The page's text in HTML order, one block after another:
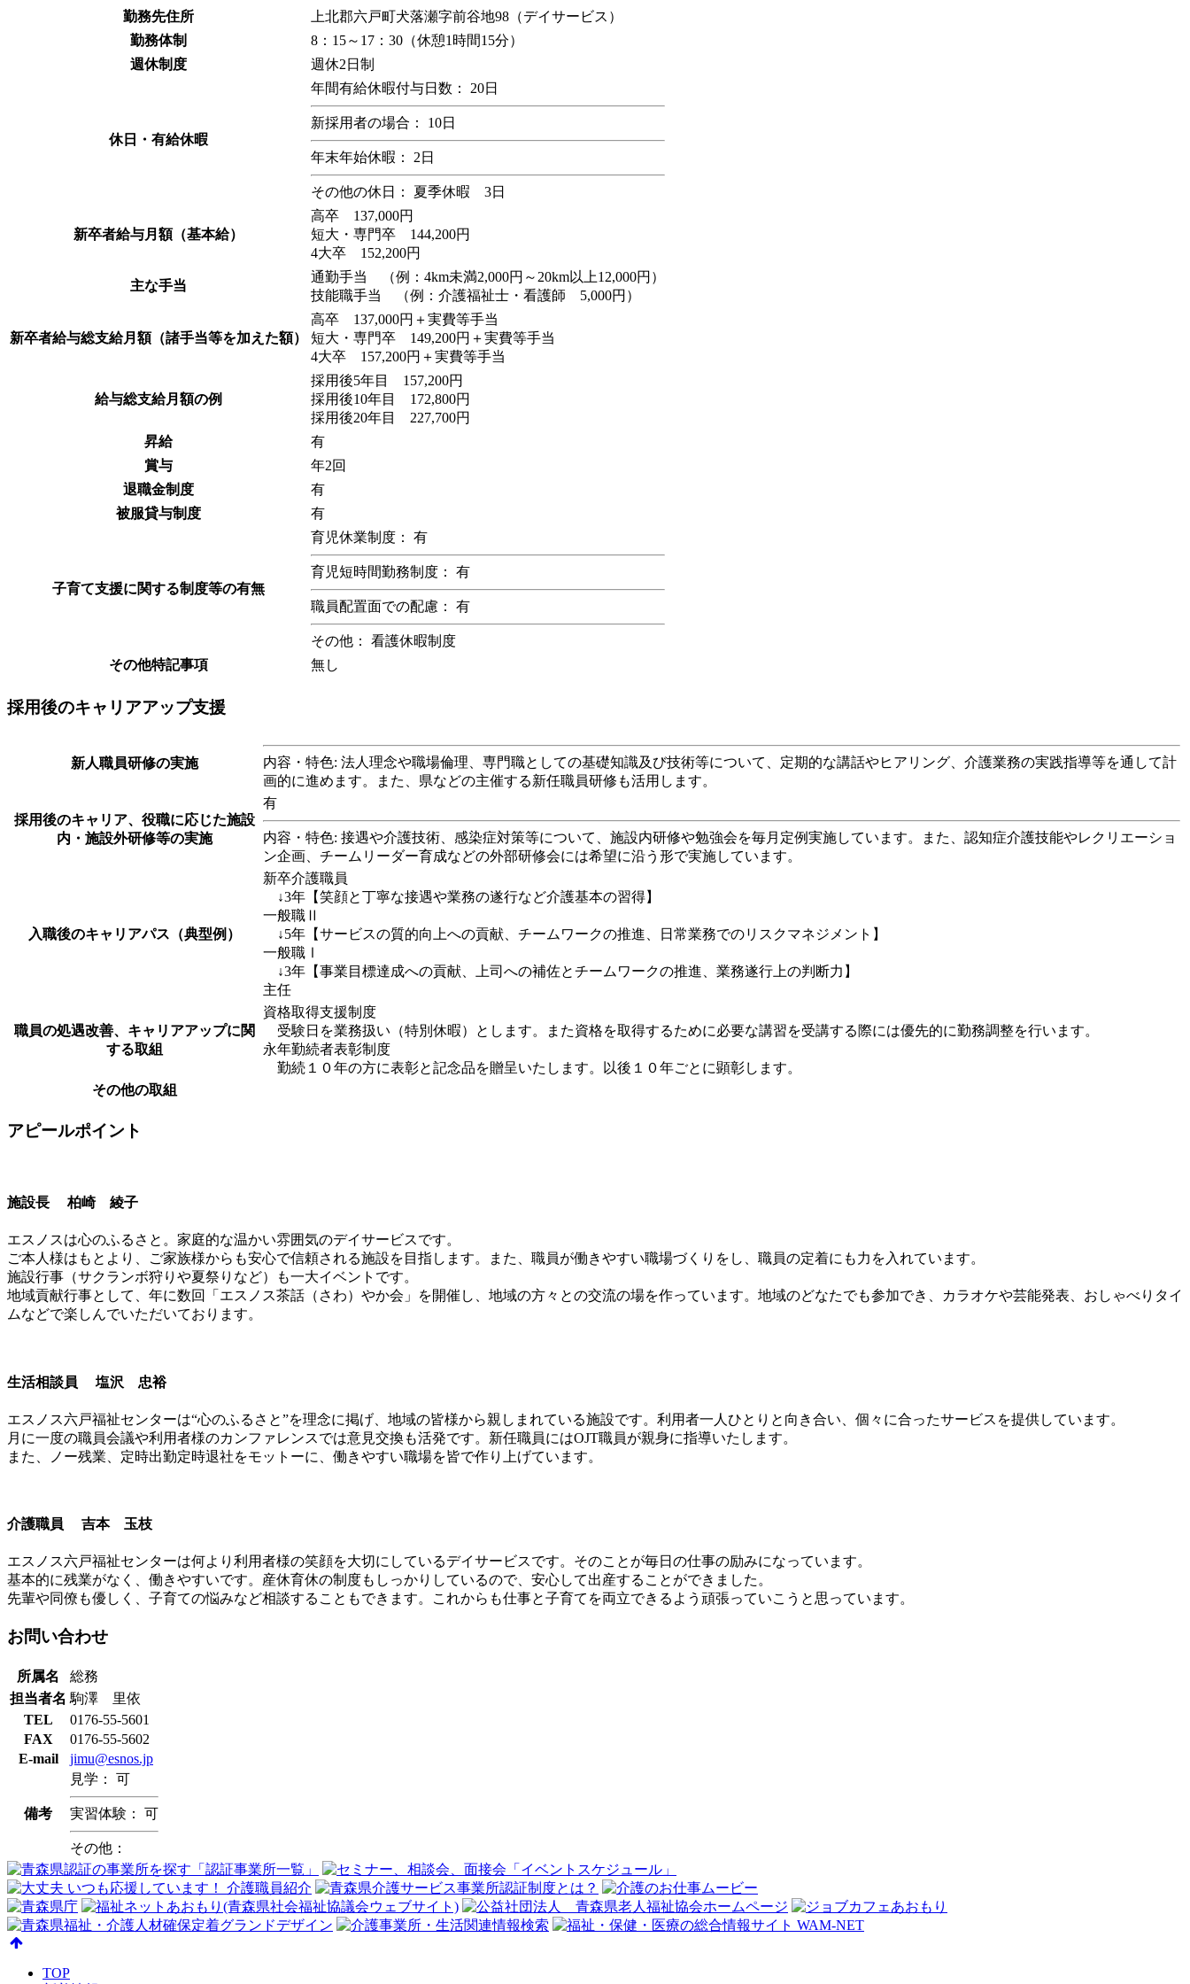
勤務先住所
上北郡六戸町犬落瀬字前谷地98（デイサービス）
勤務体制
8：15～17：30（休憩1時間15分）
週休制度
週休2日制
休日・有給休暇
年間有給休暇付与日数： 20日
新採用者の場合： 10日
年末年始休暇： 2日
その他の休日： 夏季休暇 3日
新卒者給与月額（基本給）
高卒 137,000円
短大・専門卒 144,200円
4大卒 152,200円
主な手当
通勤手当 （例：4km未満2,000円～20km以上12,000円）
技能職手当 （例：介護福祉士・看護師 5,000円）
新卒者給与総支給月額（諸手当等を加えた額）
高卒 137,000円＋実費等手当
短大・専門卒 149,200円＋実費等手当
4大卒 157,200円＋実費等手当
給与総支給月額の例
採用後5年目 157,200円
採用後10年目 172,800円
採用後20年目 227,700円
昇給
有
賞与
年2回
退職金制度
有
被服貸与制度
有
子育て支援に関する制度等の有無
育児休業制度： 有
育児短時間勤務制度： 有
職員配置面での配慮： 有
その他： 看護休暇制度
その他特記事項
無し
採用後のキャリアアップ支援
新人職員研修の実施
内容・特色: 法人理念や職場倫理、専門職としての基礎知識及び技術等について、定期的な講話やヒアリング、介護業務の実践指導等を通して計
画的に進めます。また、県などの主催する新任職員研修も活用します。
採用後のキャリア、役職に応じた施設
内・施設外研修等の実施
有
内容・特色: 接遇や介護技術、感染症対策等について、施設内研修や勉強会を毎月定例実施しています。また、認知症介護技能やレクリエーショ
ン企画、チームリーダー育成などの外部研修会には希望に沿う形で実施しています。
入職後のキャリアパス（典型例）
新卒介護職員
↓3年【笑顔と丁寧な接遇や業務の遂行など介護基本の習得】
一般職Ⅱ
↓5年【サービスの質的向上への貢献、チームワークの推進、日常業務でのリスクマネジメント】
一般職Ⅰ
↓3年【事業目標達成への貢献、上司への補佐とチームワークの推進、業務遂行上の判断力】
主任
職員の処遇改善、キャリアアップに関
する取組
資格取得支援制度
受験日を業務扱い（特別休暇）とします。また資格を取得するために必要な講習を受講する際には優先的に勤務調整を行います。
永年勤続者表彰制度
勤続１０年の方に表彰と記念品を贈呈いたします。以後１０年ごとに顕彰します。
その他の取組
アピールポイント
施設長 柏崎 綾子
エスノスは心のふるさと。家庭的な温かい雰囲気のデイサービスです。
ご本人様はもとより、ご家族様からも安心で信頼される施設を目指します。また、職員が働きやすい職場づくりをし、職員の定着にも力を入れています。
施設行事（サクランボ狩りや夏祭りなど）も一大イベントです。
地域貢献行事として、年に数回「エスノス茶話（さわ）やか会」を開催し、地域の方々との交流の場を作っています。地域のどなたでも参加でき、カラオケや芸能発表、おしゃべりタイ
ムなどで楽しんでいただいております。
生活相談員 塩沢 忠裕
エスノス六戸福祉センターは“心のふるさと”を理念に掲げ、地域の皆様から親しまれている施設です。利用者一人ひとりと向き合い、個々に合ったサービスを提供しています。
月に一度の職員会議や利用者様のカンファレンスでは意見交換も活発です。新任職員にはOJT職員が親身に指導いたします。
また、ノー残業、定時出勤定時退社をモットーに、働きやすい職場を皆で作り上げています。
介護職員 吉本 玉枝
エスノス六戸福祉センターは何より利用者様の笑顔を大切にしているデイサービスです。そのことが毎日の仕事の励みになっています。
基本的に残業がなく、働きやすいです。産休育休の制度もしっかりしているので、安心して出産することができました。
先輩や同僚も優しく、子育ての悩みなど相談することもできます。これからも仕事と子育てを両立できるよう頑張っていこうと思っています。
お問い合わせ
所属名
総務
担当者名 駒澤 里依
TEL
0176-55-5601
FAX
0176-55-5602
E-mail
jimu@esnos.jp
備考
見学： 可
実習体験： 可
その他：
TOP